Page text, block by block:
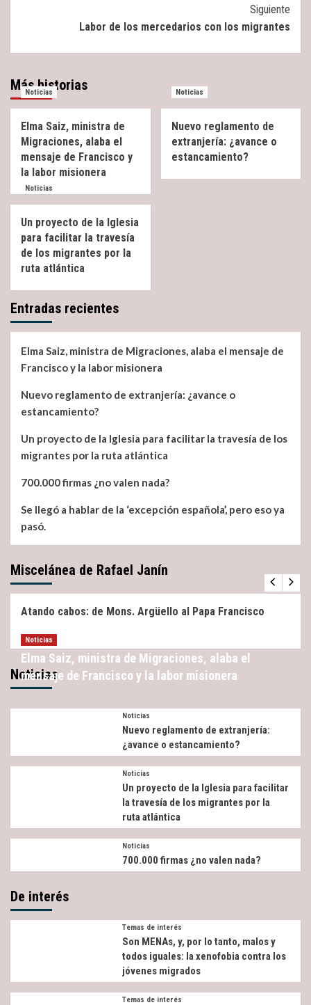
Siguiente
Labor de los mercedarios con los migrantes
Más historias
Noticias
Elma Saiz, ministra de
Migraciones, alaba el
mensaje de Francisco y
la labor misionera
Noticias
Nuevo reglamento de
extranjería: ¿avance o
estancamiento?
Noticias
Un proyecto de la Iglesia
para facilitar la travesía
de los migrantes por la
ruta atlántica
Entradas recientes
Elma Saiz, ministra de Migraciones, alaba el mensaje de
Francisco y la labor misionera
Nuevo reglamento de extranjería: ¿avance o
estancamiento?
Un proyecto de la Iglesia para facilitar la travesía de los
migrantes por la ruta atlántica
700.000 firmas ¿no valen nada?
Se llegó a hablar de la ‘excepción española’, pero eso ya
pasó.
Miscelánea de Rafael Janín
Miscelánea Noticias
Atando cabos: de Mons. Argüello al Papa Francisco
Noticias
Noticias
Elma Saiz, ministra de Migraciones, alaba el
mensaje de Francisco y la labor misionera
Noticias
Nuevo reglamento de extranjería:
¿avance o estancamiento?
Noticias
Un proyecto de la Iglesia para facilitar
la travesía de los migrantes por la
ruta atlántica
Noticias
700.000 firmas ¿no valen nada?
De interés
Temas de interés
Son MENAs, y, por lo tanto, malos y
todos iguales: la xenofobia contra los
jóvenes migrados
Temas de interés